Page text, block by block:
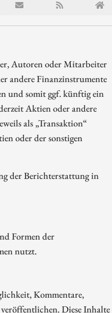
Autoren oder Mitarbeiter
andere Finanzinstrumente
und somit ggf. künftig ein
Aktien oder andere
als „Transaktion“
oder der sonstigen
der Berichterstattung in
Formen der
nutzt.
Kommentare,
Diese Inhalte